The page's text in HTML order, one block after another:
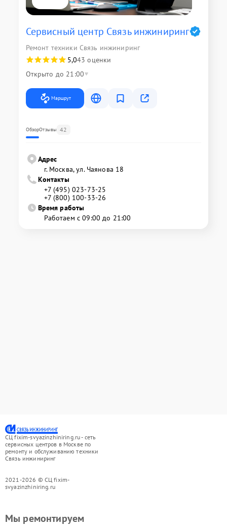
Сервисный центр Связь инжиниринг
Ремонт техники Связь инжиниринг
5,043 оценки
Открыто до 21:00
Маршрут
ОбзорОтзывы 42
Адрес
г. Москва, ул. Чаянова 18
Контакты
+7 (495) 023-73-25
+7 (800) 100-33-26
Время работы
Работаем с 09:00 до 21:00
СЦ fixim-svyazinzhiniring.ru - сеть
сервисных центров в Москве по
ремонту и обслуживанию техники
Связь инжиниринг
2021-2026 © СЦ fixim-
svyazinzhiniring.ru
Мы ремонтируем